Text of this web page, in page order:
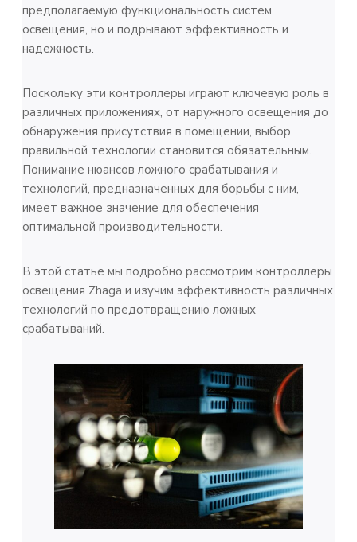
предполагаемую функциональность систем
освещения, но и подрывают эффективность и
надежность.
Поскольку эти контроллеры играют ключевую роль в
различных приложениях, от наружного освещения до
обнаружения присутствия в помещении, выбор
правильной технологии становится обязательным.
Понимание нюансов ложного срабатывания и
технологий, предназначенных для борьбы с ним,
имеет важное значение для обеспечения
оптимальной производительности.
В этой статье мы подробно рассмотрим контроллеры
освещения Zhaga и изучим эффективность различных
технологий по предотвращению ложных
срабатываний.